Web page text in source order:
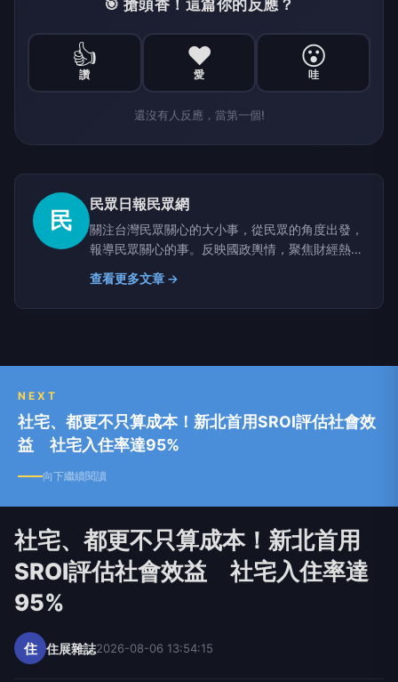
🎯 搶頭香！這篇你的反應？
👍
讚
❤️
愛
😮
哇
還沒有人反應，當第一個!
民
民眾日報民眾網
關注台灣民眾關心的大小事，從民眾的角度出發，
報導民眾關心的事。反映國政輿情，聚焦財經熱
點，堅持與網路上的鄉民，與馬路上的市民站在一
起。
查看更多文章 →
NEXT
社宅、都更不只算成本！新北首用SROI評估社會效
益 社宅入住率達95%
向下繼續閱讀
社宅、都更不只算成本！新北首用
SROI評估社會效益 社宅入住率達
95%
住 住展雜誌2026-08-06 13:54:15